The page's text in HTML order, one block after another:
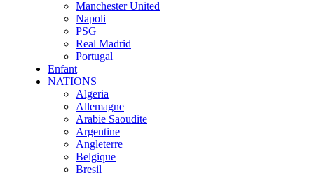
Manchester United
Napoli
PSG
Real Madrid
Portugal
Enfant
NATIONS
Algeria
Allemagne
Arabie Saoudite
Argentine
Angleterre
Belgique
Bresil